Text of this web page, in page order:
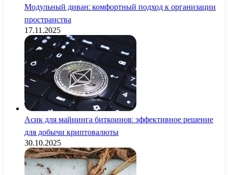
Модульный диван: комфортный подход к организации
пространства
17.11.2025
Асик для майнинга биткоинов: эффективное решение
для добычи криптовалюты
30.10.2025